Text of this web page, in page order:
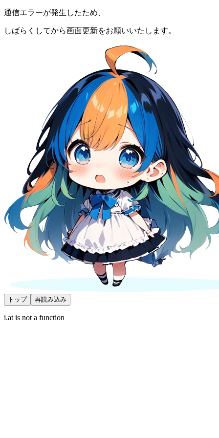
通信エラーが発生したため、
しばらくしてから画面更新をお願いいたします。
トップ 再読み込み
i.at is not a function